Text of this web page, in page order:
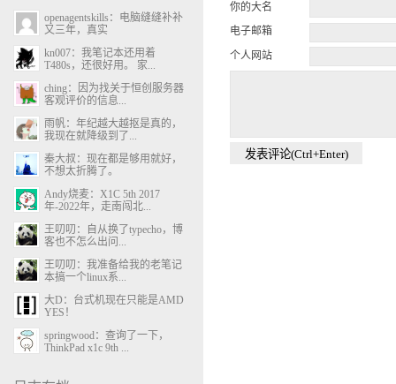
你的大名
电子邮箱
个人网站
openagentskills：电脑缝缝补补
又三年，真实
kn007：我笔记本还用着
T480s，还很好用。 家...
ching：因为找关于恒创服务器
客观评价的信息...
雨帆：年纪越大越抠是真的，
我现在就降级到了...
秦大叔：现在都是够用就好，
不想太折腾了。
Andy烧麦：X1C 5th 2017
年-2022年，走南闯北...
王叨叨：自从换了typecho，博
客也不怎么出问...
王叨叨：我准备给我的老笔记
本搞一个linux系...
大D：台式机现在只能是AMD
YES！
springwood：查询了一下，
ThinkPad x1c 9th ...